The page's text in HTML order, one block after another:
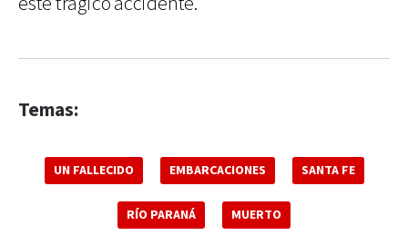
Temas:
UN FALLECIDO EMBARCACIONES SANTA FE
RÍO PARANÁ MUERTO